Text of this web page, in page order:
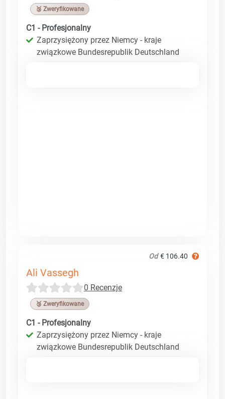
🥉 Zweryfikowane
C1 - Profesjonalny
Zaprzysiężony przez Niemcy - kraje
związkowe Bundesrepublik Deutschland
Od € 106.40
Ali Vassegh
0 Recenzje
🥉 Zweryfikowane
C1 - Profesjonalny
Zaprzysiężony przez Niemcy - kraje
związkowe Bundesrepublik Deutschland